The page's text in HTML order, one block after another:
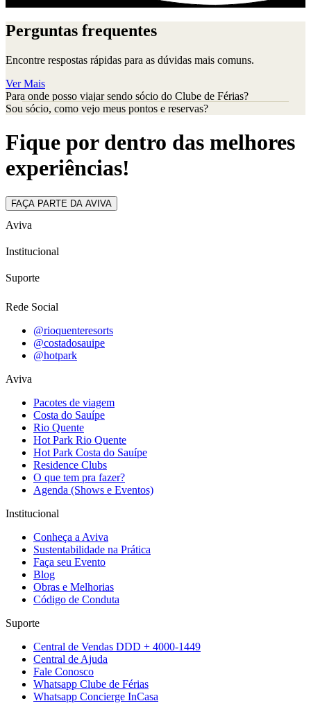
Perguntas frequentes
Encontre respostas rápidas para as dúvidas mais comuns.
Ver Mais
Para onde posso viajar sendo sócio do Clube de Férias?
Sou sócio, como vejo meus pontos e reservas?
Fique por dentro das melhores
experiências!
FAÇA PARTE DA AVIVA
Aviva
Institucional
Suporte
Rede Social
@rioquenteresorts
@costadosauipe
@hotpark
Aviva
Pacotes de viagem
Costa do Sauípe
Rio Quente
Hot Park Rio Quente
Hot Park Costa do Sauípe
Residence Clubs
O que tem pra fazer?
Agenda (Shows e Eventos)
Institucional
Conheça a Aviva
Sustentabilidade na Prática
Faça seu Evento
Blog
Obras e Melhorias
Código de Conduta
Suporte
Central de Vendas DDD + 4000-1449
Central de Ajuda
Fale Conosco
Whatsapp Clube de Férias
Whatsapp Concierge InCasa